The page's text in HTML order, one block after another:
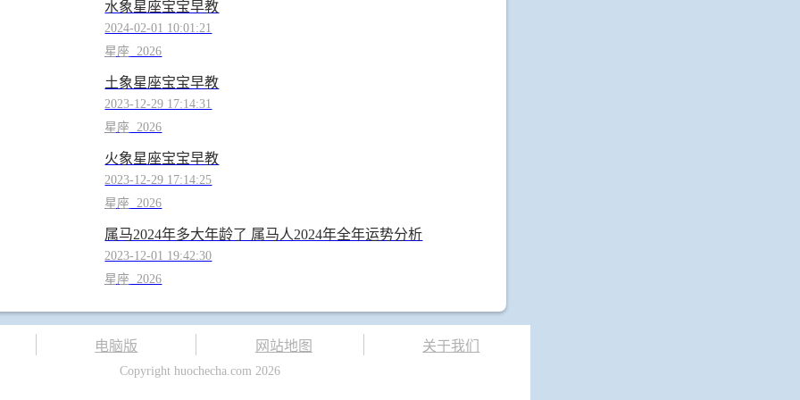
水象星座宝宝早教
2024-02-01 10:01:21
星座 2026
土象星座宝宝早教
2023-12-29 17:14:31
星座 2026
火象星座宝宝早教
2023-12-29 17:14:25
星座 2026
属马2024年多大年龄了 属马人2024年全年运势分析
2023-12-01 19:42:30
星座 2026
电脑版 网站地图 关于我们
Copyright huochecha.com 2026